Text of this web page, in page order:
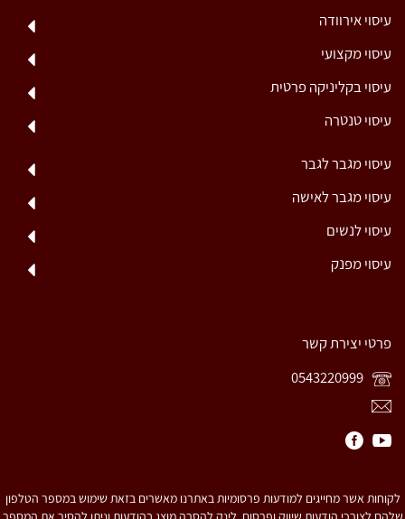
עיסוי אירוודה
עיסוי מקצועי
עיסוי בקליניקה פרטית
עיסוי טנטרה
עיסוי מגבר לגבר
עיסוי מגבר לאישה
עיסוי לנשים
עיסוי מפנק
פרטי יצירת קשר
לקוחות אשר מחייגים למודעות פרסומיות באתרנו מאשרים בזאת שימוש במספר הטלפון